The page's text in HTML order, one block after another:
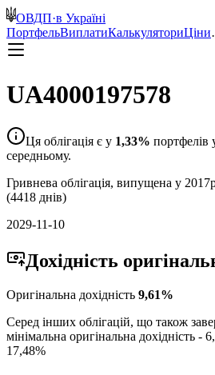
ОВДП·в Україні
ПортфельВиплатиКалькуляториЦіни
UA4000197578
Ця облігація є у 1,33% портфелів
середньому.
Гривнева облігація, випущена у 2017
(4418 днів)
2029-11-10
Дохідність
Оригінальна дохідність 9,61%
Серед інших облігацій, що також
мінімальна оригінальна дохідність -
17,48%